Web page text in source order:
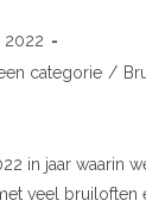
2022
categorie /
in jaar waarin
veel bruiloften